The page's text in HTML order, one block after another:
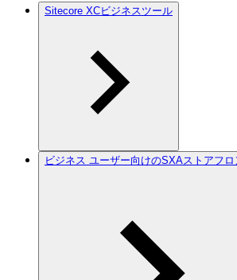
Sitecore XCビジネスツール
ビジネス ユーザー向けのSXAストアフロ